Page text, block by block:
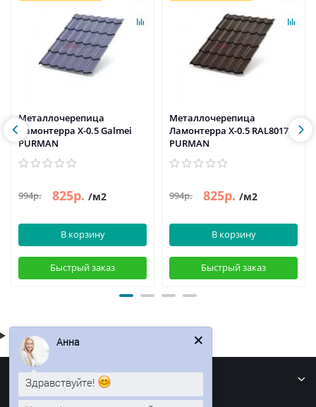
Металлочерепица
Ламонтерра X-0.5 Galmei
PURMAN
994р. 825р. /м2
В корзину
Быстрый заказ
Металлочерепица
Ламонтерра X-0.5 RAL8017
PURMAN
994р. 825р. /м2
В корзину
Быстрый заказ
Информация
Здравствуйте!